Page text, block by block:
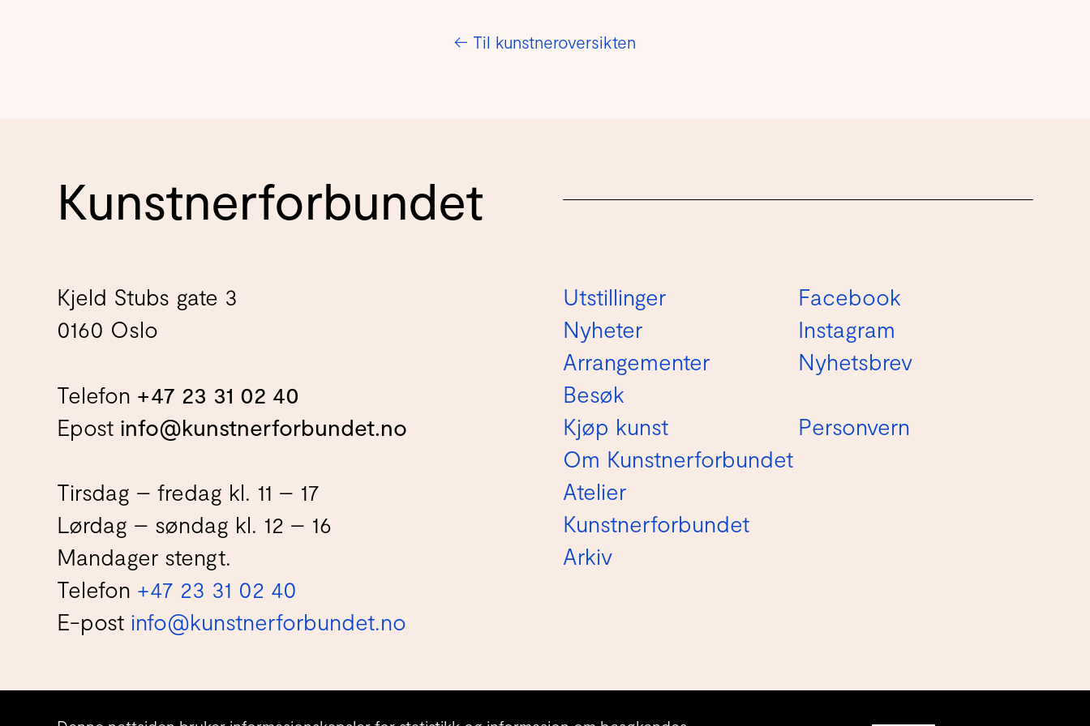
← Til kunstneroversikten
Kunstnerforbundet
Kjeld Stubs gate 3
0160 Oslo
Telefon +47 23 31 02 40
Epost info@kunstnerforbundet.no
Tirsdag – fredag kl. 11 – 17
Lørdag – søndag kl. 12 – 16
Mandager stengt.
Telefon +47 23 31 02 40
E-post info@kunstnerforbundet.no
Utstillinger
Nyheter
Arrangementer
Besøk
Kjøp kunst
Om Kunstnerforbundet
Atelier
Kunstnerforbundet
Arkiv
Facebook
Instagram
Nyhetsbrev
Personvern